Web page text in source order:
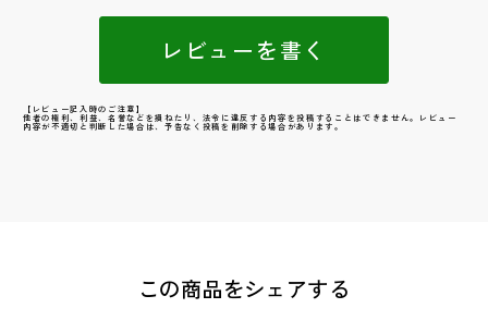
レビューを書く
【レビュー記入時のご注意】
他者の権利、利益、名誉などを損ねたり、法令に違反する内容を投稿することはできません。レビュー
内容が不適切と判断した場合は、予告なく投稿を削除する場合があります。
この商品をシェアする